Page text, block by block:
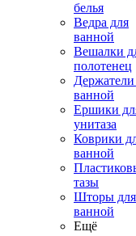
белья
Ведра для
ванной
Вешалки
полотенец
Держатели
ванной
Ершики
унитаза
Коврики
ванной
тазы
Шторы для
ванной
Ещё